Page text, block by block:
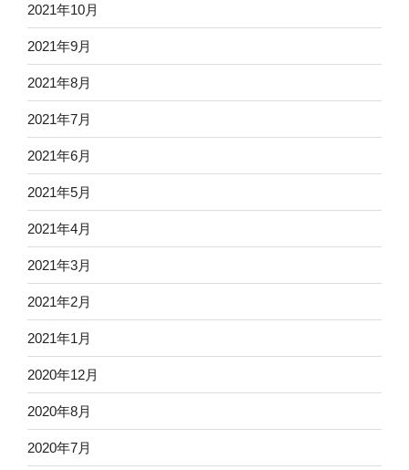
2021年10月
2021年9月
2021年8月
2021年7月
2021年6月
2021年5月
2021年4月
2021年3月
2021年2月
2021年1月
2020年12月
2020年8月
2020年7月